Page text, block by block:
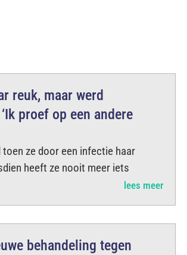
reuk, maar werd
proef op een andere
ze door een infectie haar
heeft ze nooit meer iets
lees meer
behandeling tegen